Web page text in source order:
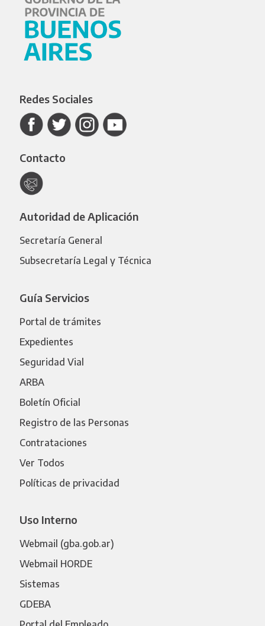
Redes Sociales
Contacto
Autoridad de Aplicación
Secretaría General
Subsecretaría Legal y Técnica
Guía Servicios
Portal de trámites
Expedientes
Seguridad Vial
ARBA
Boletín Oficial
Registro de las Personas
Contrataciones
Ver Todos
Políticas de privacidad
Uso Interno
Webmail (gba.gob.ar)
Webmail HORDE
Sistemas
GDEBA